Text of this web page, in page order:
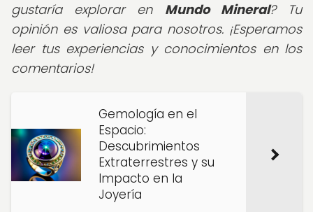
gustaría explorar en Mundo Mineral? Tu
opinión es valiosa para nosotros. ¡Esperamos
leer tus experiencias y conocimientos en los
comentarios!
Gemología en el
Espacio:
Descubrimientos
Extraterrestres y su
Impacto en la
Joyería